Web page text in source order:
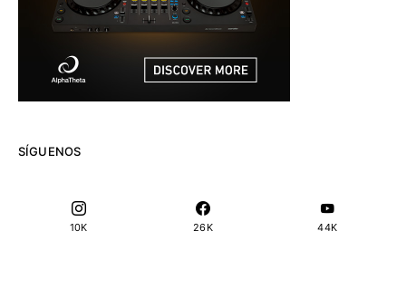
SÍGUENOS
10K 26K 44K